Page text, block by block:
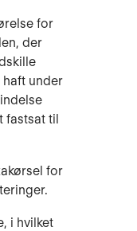
for
der
under
fastsat til
for
i hvilket